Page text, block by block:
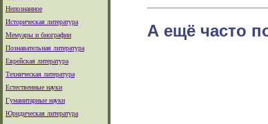
Непознанное
Историческая литература
Мемуары и биографии
Познавательная литература
Еврейская литература
Техническая литература
Естественные науки
Гуманитарные науки
Юридическая литература
А ещё часто